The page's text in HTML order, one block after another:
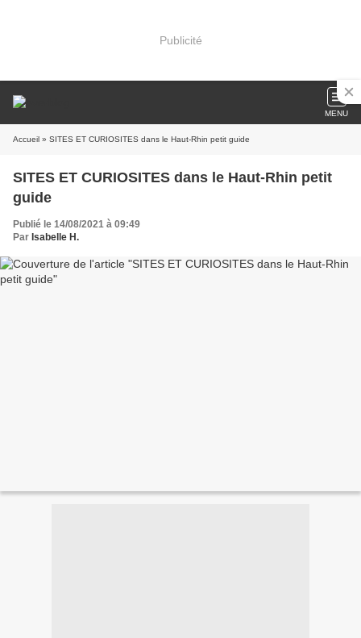
Publicité
MENU
Accueil » SITES ET CURIOSITES dans le Haut-Rhin petit guide
SITES ET CURIOSITES dans le Haut-Rhin petit
guide
Publié le 14/08/2021 à 09:49
Par Isabelle H.